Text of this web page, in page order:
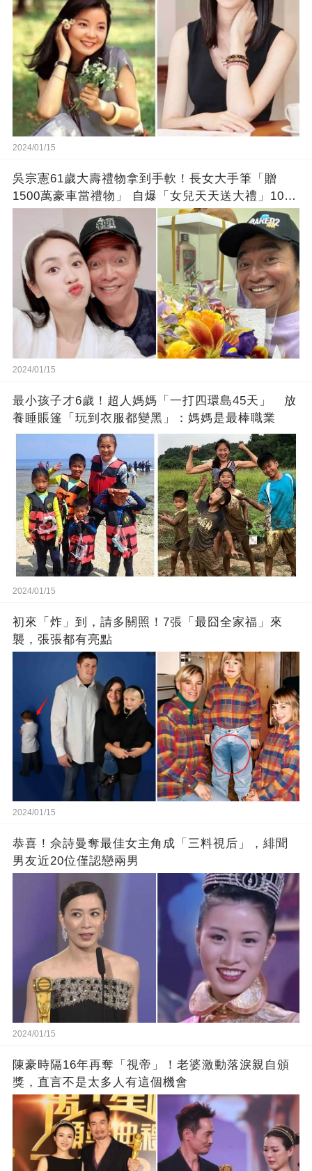
2024/01/15
吳宗憲61歲大壽禮物拿到手軟！長女大手筆「贈
1500萬豪車當禮物」 自爆「女兒天天送大禮」10年
徒弟也不甘示弱!
2024/01/15
最小孩子才6歲！超人媽媽「一打四環島45天」 放
養睡賬篷「玩到衣服都變黑」：媽媽是最棒職業
2024/01/15
初來「炸」到，請多關照！7張「最囧全家福」來
襲，張張都有亮點
2024/01/15
恭喜！佘詩曼奪最佳女主角成「三料視后」，緋聞
男友近20位僅認戀兩男
2024/01/15
陳豪時隔16年再奪「視帝」！老婆激動落淚親自頒
獎，直言不是太多人有這個機會